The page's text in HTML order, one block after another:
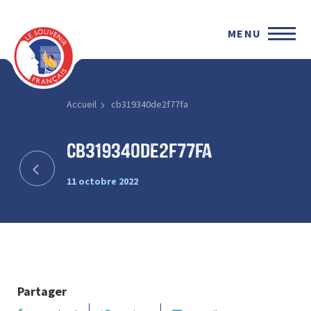
MENU
Accueil cb319340de2f77fa
cb319340de2f77fa
11 octobre 2022
Partager